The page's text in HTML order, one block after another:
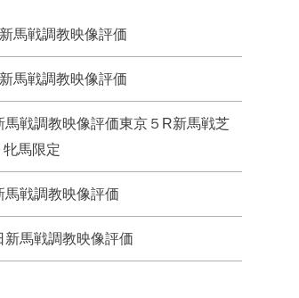
馬戦調教映像評価
馬戦調教映像評価
馬戦調教映像評価東京５R新馬戦芝
牝馬限定
馬戦調教映像評価
新馬戦調教映像評価